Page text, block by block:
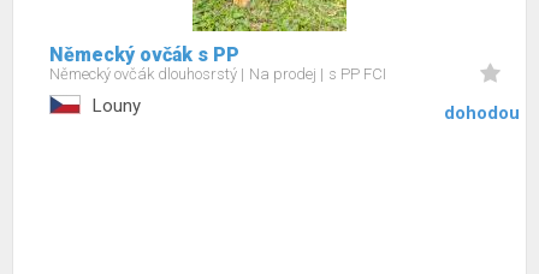
Německý ovčák s PP
Německý ovčák dlouhosrstý Na prodej s PP FCI
Louny dohodou